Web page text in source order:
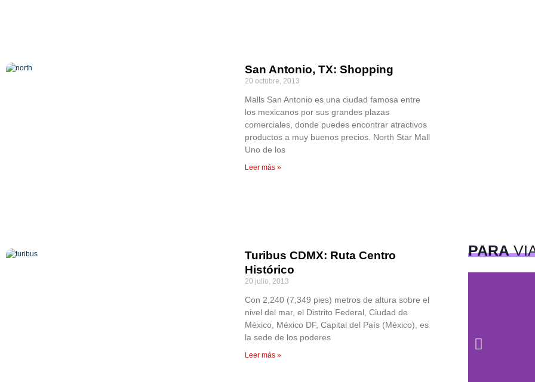
San Antonio, TX: Shopping
20 octubre, 2013
Malls San Antonio es una ciudad famosa entre
los mexicanos por sus grandes plazas
comerciales, donde puedes encontrar atractivos
productos a muy buenos precios. North Star Mall
Uno de los
Leer más »
Turibus CDMX: Ruta Centro
Histórico
20 julio, 2013
Con 2,240 (7,349 pies) metros de altura sobre el
nivel del mar, el Distrito Federal, Ciudad de
México, México DF, Capital del País (México), es
la sede de los poderes
Leer más »
PARA